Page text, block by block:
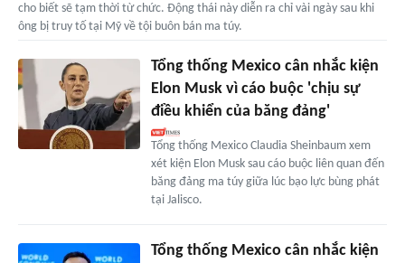
cho biết sẽ tạm thời từ chức. Động thái này diễn ra chỉ vài ngày sau khi
ông bị truy tố tại Mỹ về tội buôn bán ma túy.
Tổng thống Mexico cân nhắc kiện
Elon Musk vì cáo buộc 'chịu sự
điều khiển của băng đảng'
Tổng thống Mexico Claudia Sheinbaum xem
xét kiện Elon Musk sau cáo buộc liên quan đến
băng đảng ma túy giữa lúc bạo lực bùng phát
tại Jalisco.
Tổng thống Mexico cân nhắc kiện